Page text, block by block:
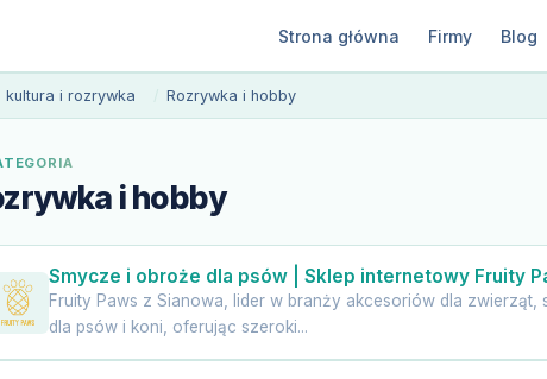
Strona główna Firmy Blog
kultura i rozrywka Rozrywka i hobby
i hobby
Smycze i obroże dla psów | Sklep internetowy Fruity
Fruity Paws z Sianowa, lider w branży akcesoriów dla
dla psów i koni, oferując szeroki...